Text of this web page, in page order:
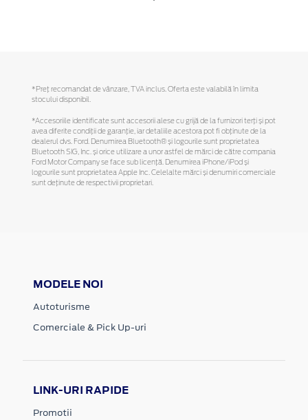
*Preţ recomandat de vânzare, TVA inclus. Oferta este valabilă în limita
stocului disponibil.
*Accesoriile identificate sunt accesorii alese cu grijă de la furnizori terți și pot
avea diferite condiții de garanție, iar detaliile acestora pot fi obținute de la
dealerul dvs. Ford. Denumirea Bluetooth® și logourile sunt proprietatea
Bluetooth SIG, Inc. și orice utilizare a unor astfel de mărci de către compania
Ford Motor Company se face sub licență. Denumirea iPhone/iPod și
logourile sunt proprietatea Apple Inc. Celelalte mărci și denumiri comerciale
sunt deținute de respectivii proprietari.
MODELE NOI
Autoturisme
Comerciale & Pick Up-uri
LINK-URI RAPIDE
Promotii